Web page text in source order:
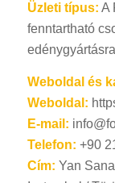
Üzleti típus: A
fenntartható
Weboldal és
Weboldal:
E-mail:
Telefon: +90
Cím: Yan
CS
DA
FI
SV